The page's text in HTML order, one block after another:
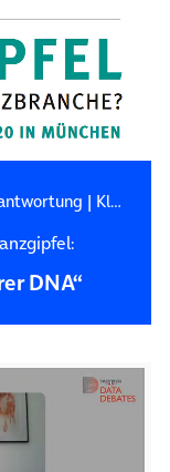
| Klimaschutz
DNA“